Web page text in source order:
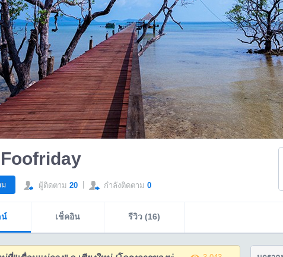
ม ผู้ติดตาม 20| กำลังติดตาม 0
น์ เช็คอิน รีวิว (16)